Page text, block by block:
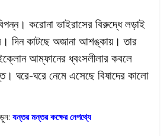
করোনা ভাইরাসের বিরুদ্ধে লড়াই
দিন কাটছে অজানা আশঙ্কায়। তার
আম্ফানের ধ্বংসলীলার কবলে
ঘরে-ঘরে নেমে এসেছে বিষাদের কালো
যন্তর মন্তর কক্ষের নেপথ্যে